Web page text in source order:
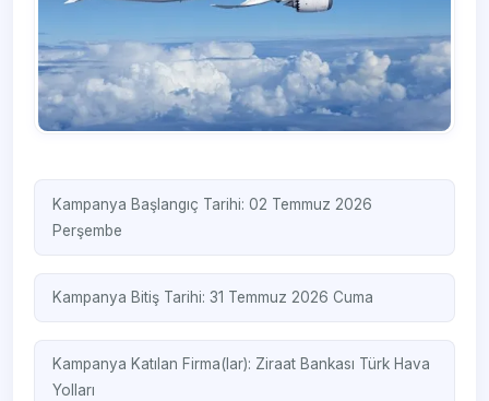
Kampanya Başlangıç Tarihi: 02 Temmuz 2026
Perşembe
Kampanya Bitiş Tarihi: 31 Temmuz 2026 Cuma
Kampanya Katılan Firma(lar): Ziraat Bankası Türk Hava
Yolları